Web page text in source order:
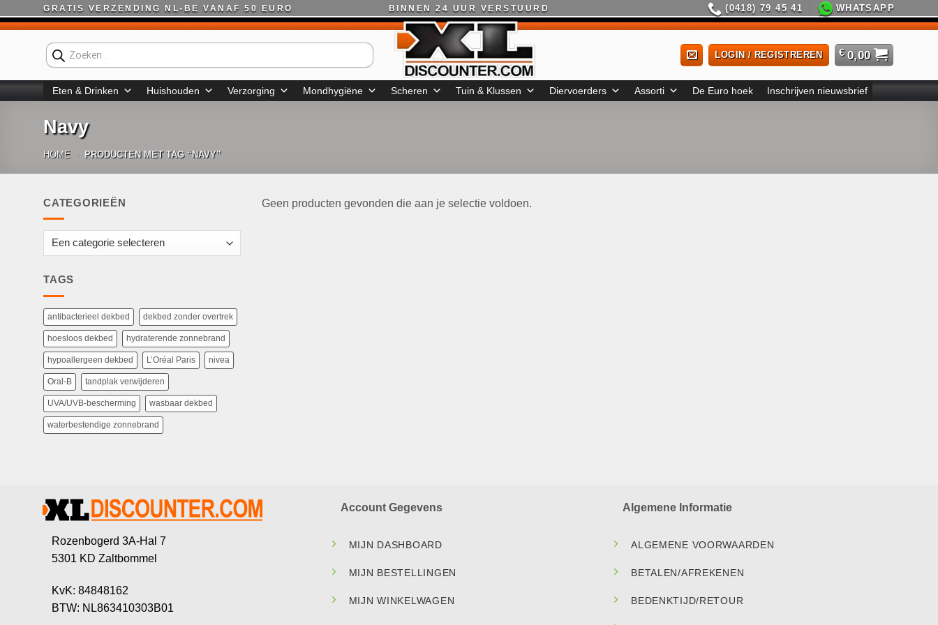
naar
GRATIS VERZENDING NL-BE VANAF 50 EURO BINNEN 24 UUR VERSTUURD (0418) 79 45 41 WHATSAPP
Producten
zoeken
LOGIN / REGISTREREN € 0,00
Eten & Drinken Huishouden Verzorging Mondhygiëne Scheren Tuin & Klussen Diervoerders Assorti De Euro hoek Inschrijven nieuwsbrief
Navy
HOME - PRODUCTEN MET TAG “NAVY”
CATEGORIEËN
TAGS
antibacterieel dekbed dekbed zonder overtrek
hoesloos dekbed hydraterende zonnebrand
hypoallergeen dekbed L’Oréal Paris nivea
Oral-B tandplak verwijderen
UVA/UVB-bescherming wasbaar dekbed
waterbestendige zonnebrand
Geen producten gevonden die aan je selectie voldoen.
Rozenbogerd 3A-Hal 7
5301 KD Zaltbommel
KvK: 84848162
BTW: NL863410303B01
Account Gegevens
MIJN DASHBOARD
MIJN BESTELLINGEN
MIJN WINKELWAGEN
Algemene Informatie
ALGEMENE VOORWAARDEN
BETALEN/AFREKENEN
BEDENKTIJD/RETOUR